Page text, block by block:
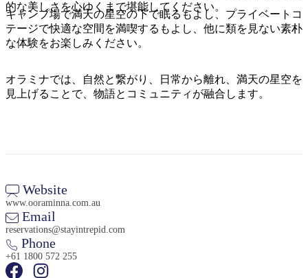
地
域
ご
と
に
散
旅
行
計
画
検
索:
的な美しさを心ゆくまで堪能してください。
キャンプ場で満天の星空の下で眠るもよし、プライベートコ
テージで快適な空間を満喫するもよし、他に類を見ない素朴
な体験をお楽しみください。
オラミナでは、自然と繋がり、日常から離れ、満天の星空を
見上げることで、物語とコミュニティが融合します。
Website
www.ooraminna.com.au
Email
reservations@stayintrepid.com
Phone
+61 1800 572 255